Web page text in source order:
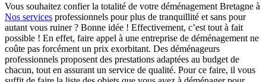
Vous souhaitez confier la totalité de votre déménagement Bretagne à
Nos services professionnels pour plus de tranquillité et sans pour
autant vous ruiner ? Bonne idée ! Effectivement, c’est tout à fait
possible ! En effet, faire appel à une entreprise de déménagement ne
coûte pas forcément un prix exorbitant. Des déménageurs
professionnels proposent des prestations adaptées au budget de
chacun, tout en assurant un service de qualité. Pour ce faire, il vous